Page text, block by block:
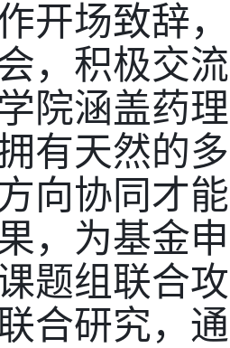
开场致辞
，积极交
院涵盖药
有天然的
向协同才
，为基金
题组联合
合研究，